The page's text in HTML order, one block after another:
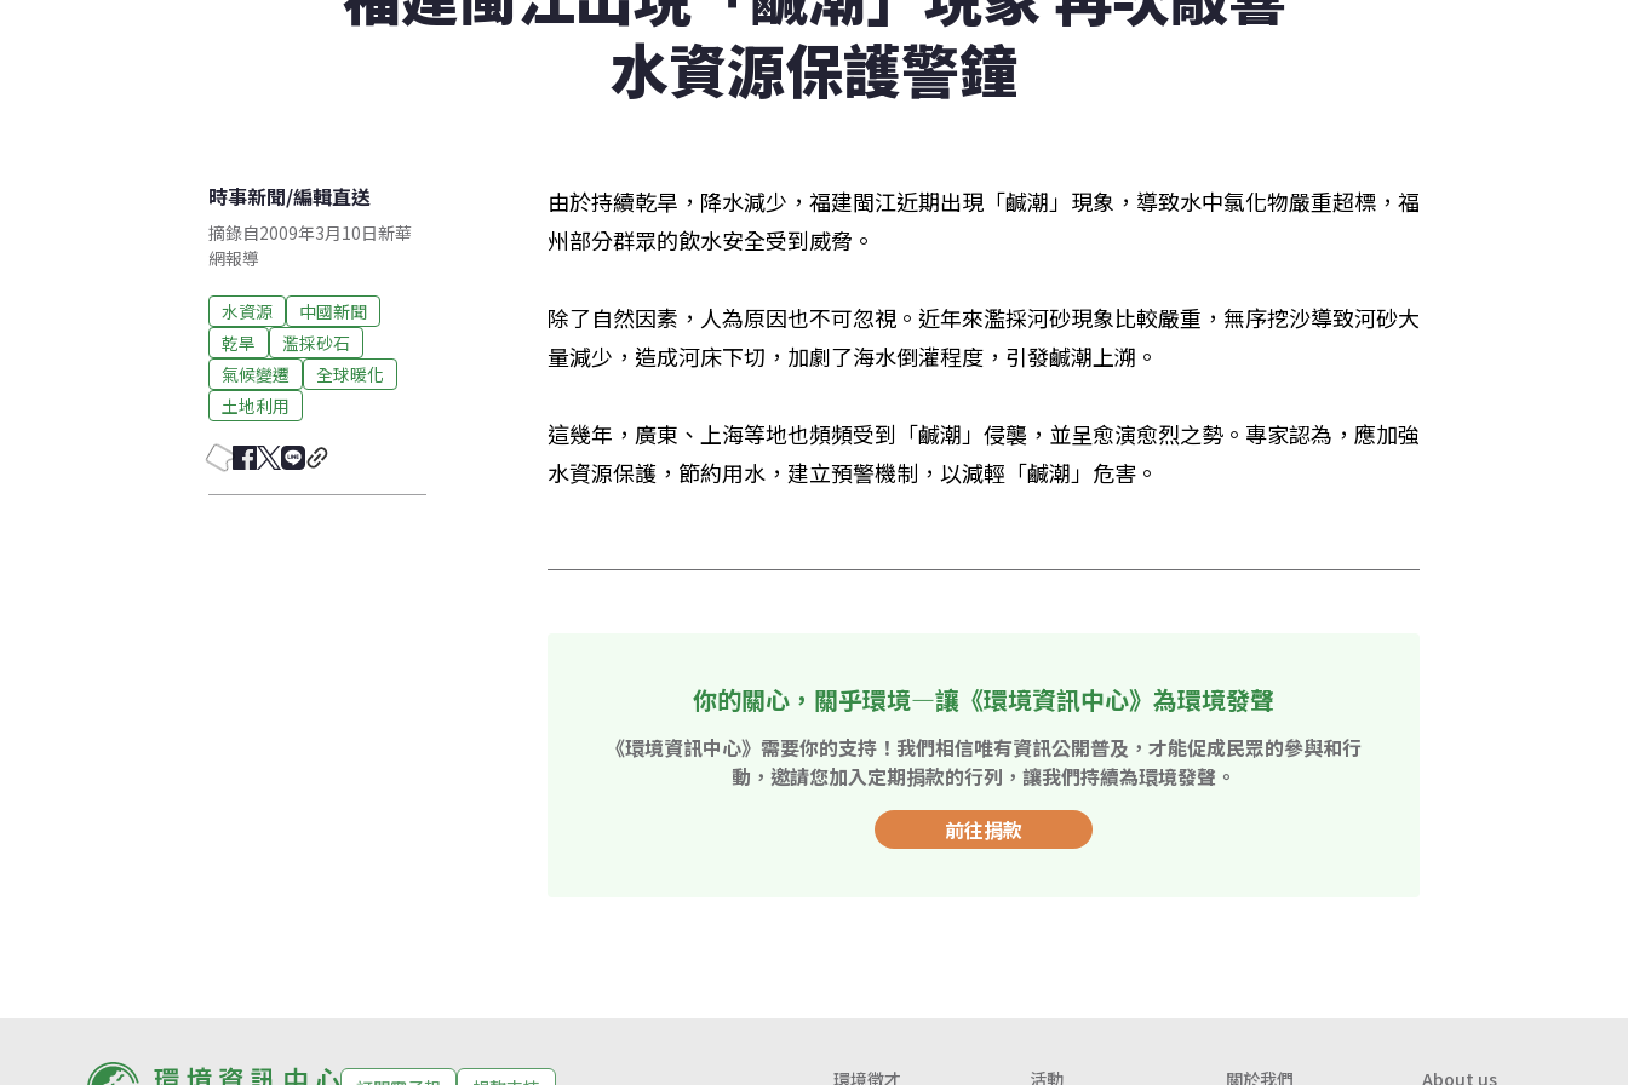
水資源保護警鐘
時事新聞/編輯直送
摘錄自2009年3月10日新華
網報導
水資源
中國新聞
乾旱
濫採砂石
氣候變遷
全球暖化
土地利用
由於持續乾旱，降水減少，福建閩江近期出現「鹹潮」現象，導致水中氯化物嚴重超標，福
州部分群眾的飲水安全受到威脅。
除了自然因素，人為原因也不可忽視。近年來濫採河砂現象比較嚴重，無序挖沙導致河砂大
量減少，造成河床下切，加劇了海水倒灌程度，引發鹹潮上溯。
這幾年，廣東、上海等地也頻頻受到「鹹潮」侵襲，並呈愈演愈烈之勢。專家認為，應加強
水資源保護，節約用水，建立預警機制，以減輕「鹹潮」危害。
你的關心，關乎環境—讓《環境資訊中心》為環境發聲
《環境資訊中心》需要你的支持！我們相信唯有資訊公開普及，才能促成民眾的參與和行
動，邀請您加入定期捐款的行列，讓我們持續為環境發聲。
前往捐款
環境徵才 活動 關於我們 About us